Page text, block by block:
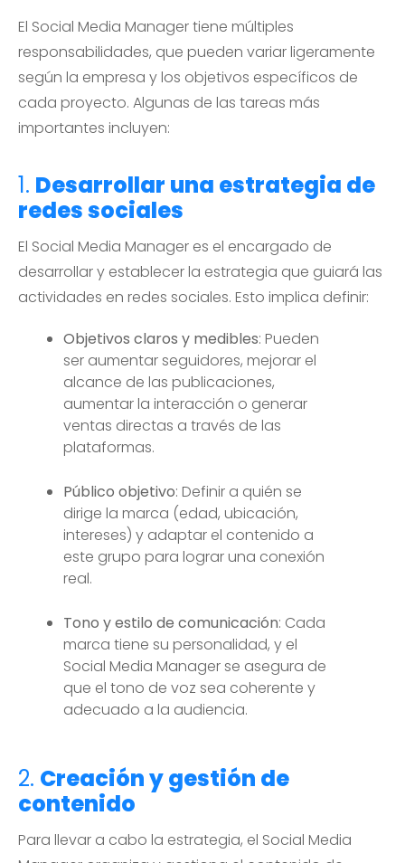
El Social Media Manager tiene múltiples
responsabilidades, que pueden variar ligeramente
según la empresa y los objetivos específicos de
cada proyecto. Algunas de las tareas más
importantes incluyen:
1. Desarrollar una estrategia de
redes sociales
El Social Media Manager es el encargado de
desarrollar y establecer la estrategia que guiará las
actividades en redes sociales. Esto implica definir:
Objetivos claros y medibles: Pueden
ser aumentar seguidores, mejorar el
alcance de las publicaciones,
aumentar la interacción o generar
ventas directas a través de las
plataformas.
Público objetivo: Definir a quién se
dirige la marca (edad, ubicación,
intereses) y adaptar el contenido a
este grupo para lograr una conexión
real.
Tono y estilo de comunicación: Cada
marca tiene su personalidad, y el
Social Media Manager se asegura de
que el tono de voz sea coherente y
adecuado a la audiencia.
2. Creación y gestión de
contenido
Para llevar a cabo la estrategia, el Social Media